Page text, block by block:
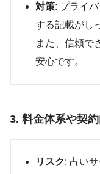
対策: プライ
する記載がし
また、信頼で
安心です。
3. 料金体系や契
リスク: 占い